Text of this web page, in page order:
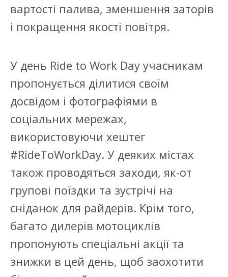
вартості палива, зменшення заторів
і покращення якості повітря.
У день Ride to Work Day учасникам
пропонується ділитися своїм
досвідом і фотографіями в
соціальних мережах,
використовуючи хештег
#RideToWorkDay. У деяких містах
також проводяться заходи, як-от
групові поїздки та зустрічі на
сніданок для райдерів. Крім того,
багато дилерів мотоциклів
пропонують спеціальні акції та
знижки в цей день, щоб заохотити